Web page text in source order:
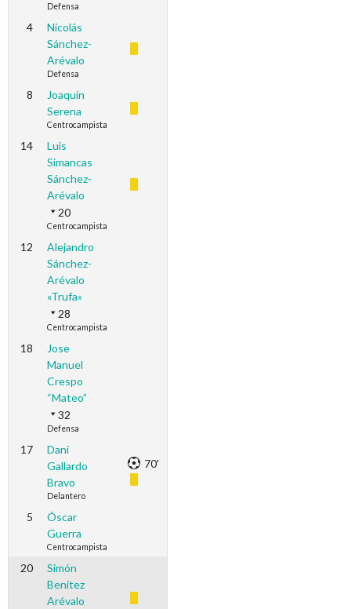
Defensa
4
Nicolás
Sánchez-
Arévalo
Defensa
8
Joaquín
Serena
Centrocampista
14
Luis
Simancas
Sánchez-
Arévalo
20
Centrocampista
12
Alejandro
Sánchez-
Arévalo
«Trufa»
28
Centrocampista
18
Jose
Manuel
Crespo
“Mateo”
32
Defensa
17
Dani
Gallardo
Bravo
Delantero
70'
5
Óscar
Guerra
Centrocampista
20
Simón
Benítez
Arévalo